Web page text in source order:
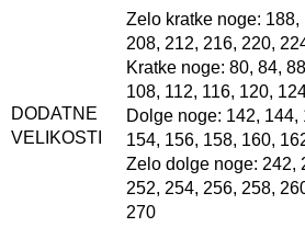
DODATNE
VELIKOSTI
Zelo kratke noge: 188,
208, 212, 216, 220,
Kratke noge: 80, 84,
108, 112, 116, 120,
Dolge noge: 142, 144,
154, 156, 158, 160,
Zelo dolge noge: 242,
252, 254, 256, 258,
270